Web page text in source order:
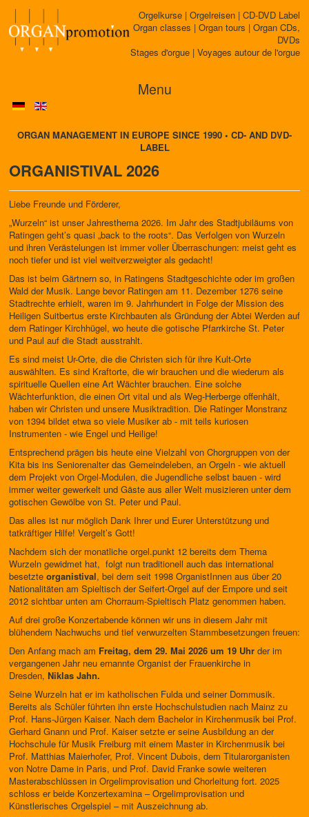
Orgelkurse | Orgelreisen | CD-DVD Label
Organ classes | Organ tours | Organ CDs,
DVDs
Stages d'orgue | Voyages autour de l'orgue
Menu
ORGAN MANAGEMENT IN EUROPE SINCE 1990 • CD- AND DVD-
LABEL
ORGANISTIVAL 2026
Liebe Freunde und Förderer,
„Wurzeln“ ist unser Jahresthema 2026. Im Jahr des Stadtjubiläums von
Ratingen geht’s quasi „back to the roots“. Das Verfolgen von Wurzeln
und ihren Verästelungen ist immer voller Überraschungen: meist geht es
noch tiefer und ist viel weitverzweigter als gedacht!
Das ist beim Gärtnern so, in Ratingens Stadtgeschichte oder im großen
Wald der Musik. Lange bevor Ratingen am 11. Dezember 1276 seine
Stadtrechte erhielt, waren im 9. Jahrhundert in Folge der Mission des
Heiligen Suitbertus erste Kirchbauten als Gründung der Abtei Werden auf
dem Ratinger Kirchhügel, wo heute die gotische Pfarrkirche St. Peter
und Paul auf die Stadt ausstrahlt.
Es sind meist Ur-Orte, die die Christen sich für ihre Kult-Orte
auswählten. Es sind Kraftorte, die wir brauchen und die wiederum als
spirituelle Quellen eine Art Wächter brauchen. Eine solche
Wächterfunktion, die einen Ort vital und als Weg-Herberge offenhält,
haben wir Christen und unsere Musiktradition. Die Ratinger Monstranz
von 1394 bildet etwa so viele Musiker ab - mit teils kuriosen
Instrumenten - wie Engel und Heilige!
Entsprechend prägen bis heute eine Vielzahl von Chorgruppen von der
Kita bis ins Seniorenalter das Gemeindeleben, an Orgeln - wie aktuell
dem Projekt von Orgel-Modulen, die Jugendliche selbst bauen - wird
immer weiter gewerkelt und Gäste aus aller Welt musizieren unter dem
gotischen Gewölbe von St. Peter und Paul.
Das alles ist nur möglich Dank Ihrer und Eurer Unterstützung und
tatkräftiger Hilfe! Vergelt’s Gott!
Nachdem sich der monatliche orgel.punkt 12 bereits dem Thema
Wurzeln gewidmet hat, folgt nun traditionell auch das international
besetzte organistival, bei dem seit 1998 OrganistInnen aus über 20
Nationalitäten am Spieltisch der Seifert-Orgel auf der Empore und seit
2012 sichtbar unten am Chorraum-Spieltisch Platz genommen haben.
Auf drei große Konzertabende können wir uns in diesem Jahr mit
blühendem Nachwuchs und tief verwurzelten Stammbesetzungen freuen:
Den Anfang mach am Freitag, dem 29. Mai 2026 um 19 Uhr der im
vergangenen Jahr neu ernannte Organist der Frauenkirche in
Dresden, Niklas Jahn.
Seine Wurzeln hat er im katholischen Fulda und seiner Dommusik.
Bereits als Schüler führten ihn erste Hochschulstudien nach Mainz zu
Prof. Hans-Jürgen Kaiser. Nach dem Bachelor in Kirchenmusik bei Prof.
Gerhard Gnann und Prof. Kaiser setzte er seine Ausbildung an der
Hochschule für Musik Freiburg mit einem Master in Kirchenmusik bei
Prof. Matthias Maierhofer, Prof. Vincent Dubois, dem Titularorganisten
von Notre Dame in Paris, und Prof. David Franke sowie weiteren
Masterabschlüssen in Orgelimprovisation und Chorleitung fort. 2025
schloss er beide Konzertexamina – Orgelimprovisation und
Künstlerisches Orgelspiel – mit Auszeichnung ab.